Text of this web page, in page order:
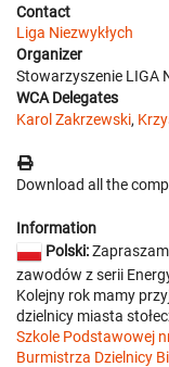
Contact
Liga Niezwykłych
Organizer
Stowarzyszenie LIGA
WCA Delegates
Karol Zakrzewski,
Download all the
Information
Polski:
zawodów z serii
Kolejny rok mamy
dzielnicy miasta
Szkole Podstawowej
Burmistrza Dzielnicy